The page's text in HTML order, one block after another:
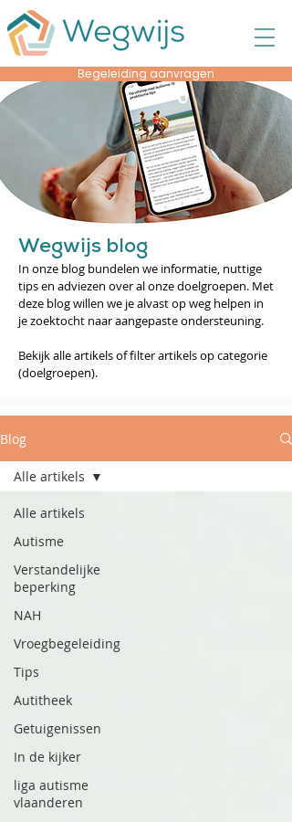
Begeleiding aanvragen
Wegwijs blog
In onze blog bundelen we informatie, nuttige
tips en adviezen over al onze doelgroepen. Met
deze blog willen we je alvast op weg helpen in
je zoektocht naar aangepaste ondersteuning.
Bekijk alle artikels of filter artikels op categorie
(doelgroepen).
Blog
Alle artikels
Autisme
Verstandelijke
beperking
NAH
Vroegbegeleiding
Tips
Autitheek
Getuigenissen
In de kijker
liga autisme
vlaanderen
Alle artikels